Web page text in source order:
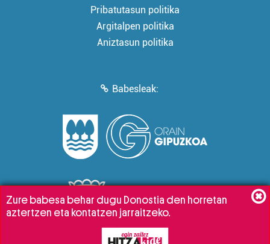
Pribatutasun politika
Argitalpen politika
Aniztasun politika
Babesleak:
Zure babesa behar dugu Donostia den horretan
aztertzen eta kontatzen jarraitzeko.